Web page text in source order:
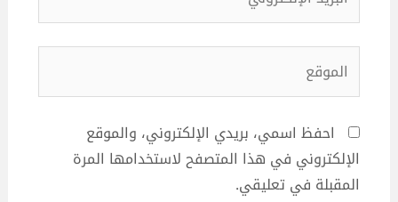
الإلكتروني*
الموقع
احفظ اسمي، بريدي الإلكتروني، والموقع
الإلكتروني في هذا المتصفح لاستخدامها المرة
المقبلة في تعليقي.